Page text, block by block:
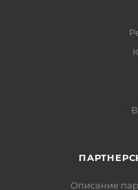
Описание